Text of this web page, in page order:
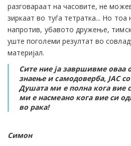
разговараат на часовите, не
зиркаат во туѓа тетратка... Но
напротив, убавото дружење,
уште поголеми резултат во
материјал.
Сите ние ја завршивме оваа
знаење и самодоверба, ЈАС
Душата ми е полна кога вие
ми е насмеано кога вие си
во рака!
Симон